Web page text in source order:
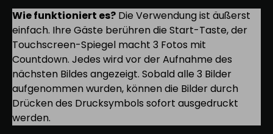
Wie funktioniert es? Die Verwendung ist äußerst
einfach. Ihre Gäste berühren die Start-Taste, der
Touchscreen-Spiegel macht 3 Fotos mit
Countdown. Jedes wird vor der Aufnahme des
nächsten Bildes angezeigt. Sobald alle 3 Bilder
aufgenommen wurden, können die Bilder durch
Drücken des Drucksymbols sofort ausgedruckt
werden.